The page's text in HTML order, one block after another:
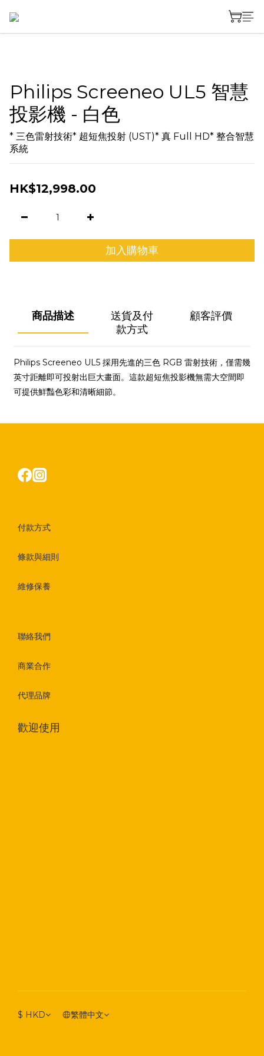
Philips Screeneo UL5 智慧
投影機 - 白色
* 三色雷射技術* 超短焦投射 (UST)* 真 Full HD* 整合智慧
系統
HK$12,998.00
加入購物車
商品描述
送貨及付
款方式
顧客評價
Philips Screeneo UL5 採用先進的三色 RGB 雷射技術，僅需幾
英寸距離即可投射出巨大畫面。這款超短焦投影機無需大空間即
可提供鮮豔色彩和清晰細節。
付款方式
條款與細則
維修保養
聯絡我們
商業合作
代理品牌
歡迎使用
$ HKD 繁體中文